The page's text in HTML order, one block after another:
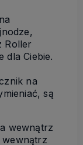
Roller
dla Ciebie.
na
są
wewnątrz
wewnątrz